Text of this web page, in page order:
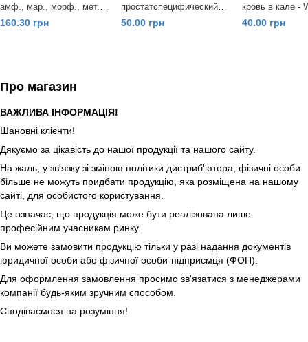
амф., мар., морф., мет.,
барб., бенз., кокаин,
фенцикл., метадон,
160.30 грн
простатспецифический
антиген - W31-C
50.00 грн
кровь в кале -
Wondfo
40.00 грн
Про магазин
ВАЖЛИВА ІНФОРМАЦІЯ!
Шановні клієнти!
Дякуємо за цікавість до нашої продукції та нашого сайту.
На жаль, у зв'язку зі зміною політики дистриб'ютора, фізичні особи
більше не можуть придбати продукцію, яка розміщена на нашому
сайті, для особистого користування.
Це означає, що продукція може бути реалізована лише
професійним учасникам ринку.
Ви можете замовити продукцію тільки у разі надання документів
юридичної особи або фізичної особи-підприємця (ФОП).
Для оформлення замовлення просимо зв'язатися з менеджерами
компанії будь-яким зручним способом.
Сподіваємося на розуміння!